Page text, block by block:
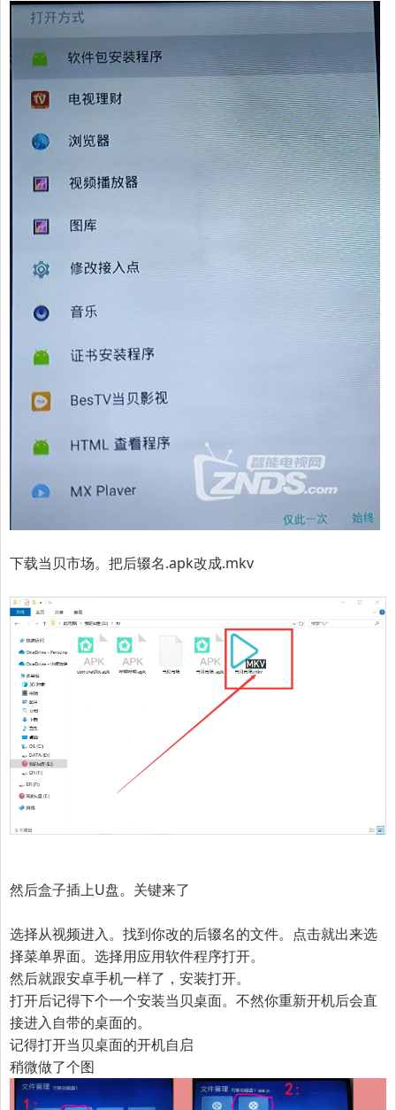
下载当贝市场。把后辍名.apk改成.mkv
然后盒子插上U盘。关键来了
选择从视频进入。找到你改的后辍名的文件。点击就出来选
择菜单界面。选择用应用软件程序打开。
然后就跟安卓手机一样了，安装打开。
打开后记得下个一个安装当贝桌面。不然你重新开机后会直
接进入自带的桌面的。
记得打开当贝桌面的开机自启
稍微做了个图